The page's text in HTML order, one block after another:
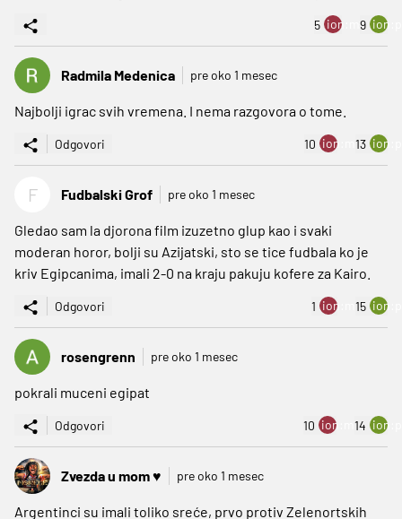
5 ion:minus
9
Radmila Medenica pre oko 1 mesec
Najbolji igrac svih vremena. I nema razgovora o tome.
Odgovori 10 ion:minus
13
F Fudbalski Grof pre oko 1 mesec
Gledao sam la djorona film izuzetno glup kao i svaki
moderan horor, bolji su Azijatski, sto se tice fudbala ko je
kriv Egipcanima, imali 2-0 na kraju pakuju kofere za Kairo.
Odgovori 1 ion:minus
15
rosengrenn pre oko 1 mesec
pokrali muceni egipat
Odgovori 10 ion:minus
14
Zvezda u mom ♥️ pre oko 1 mesec
Argentinci su imali toliko sreće, prvo protiv Zelenortskih